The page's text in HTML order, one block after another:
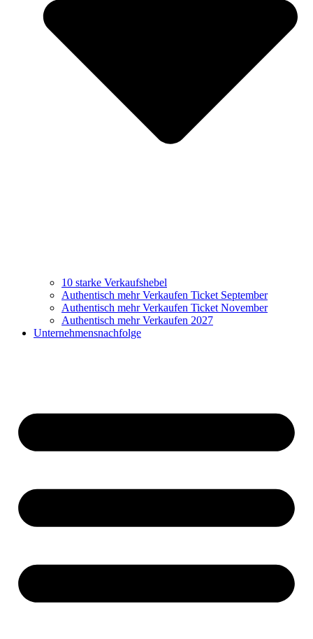
10 starke Verkaufshebel
Authentisch mehr Verkaufen Ticket September
Authentisch mehr Verkaufen Ticket November
Authentisch mehr Verkaufen 2027
Unternehmensnachfolge